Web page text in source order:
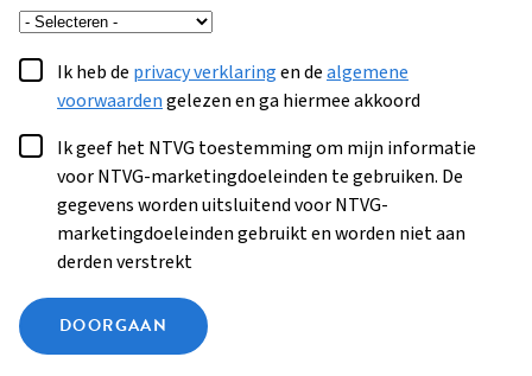
Ik heb de privacy verklaringen dealgemene
voorwaardengelezen en ga hiermee akkoord
Ik geef het NTVG toestemming om mijn informatie
voor NTVG-marketingdoeleinden te gebruiken. De
gegevens worden uitsluitend voor NTVG-
marketingdoeleinden gebruikt en worden niet aan
derden verstrekt
DOORGAAN